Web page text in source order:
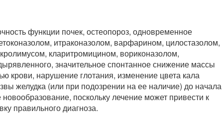
функции почек, остеопороз, одновременное
итраконазолом, варфарином, цилостазолом,
кларитромицином, вориконазолом,
значительное спонтанное снижение массы
крови, нарушение глотания, изменение цвета кала
желудка (или при подозрении на ее наличие) до начала
поскольку лечение может привести к
правильного диагноза.